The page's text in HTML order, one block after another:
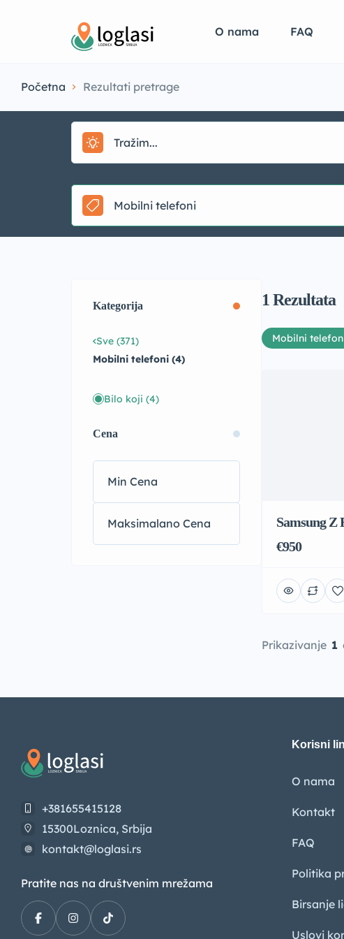
O nama FAQ
Početna Rezultati pretrage
Mobilni telefoni
Kategorija
Sve (371)
Mobilni telefoni (4)
Bilo koji (4)
Cena
1 Rezultata
Mobilni
Samsung Z
€950
Prikazivanje 1
+381655415128
15300Loznica, Srbija
kontakt@loglasi.rs
Pratite nas na društvenim mrežama
Korisni
O nama
Kontakt
FAQ
Politika
Birsanje
Uslovi